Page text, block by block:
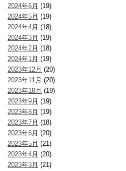
2024年6月 (19)
2024年5月 (19)
2024年4月 (18)
2024年3月 (19)
2024年2月 (18)
2024年1月 (19)
2023年12月 (20)
2023年11月 (20)
2023年10月 (19)
2023年9月 (19)
2023年8月 (19)
2023年7月 (18)
2023年6月 (20)
2023年5月 (21)
2023年4月 (20)
2023年3月 (21)